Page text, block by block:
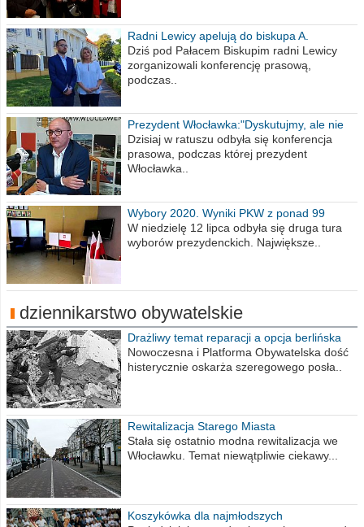
Radni Lewicy apelują do biskupa A.
Wiesława Meringa
Dziś pod Pałacem Biskupim radni Lewicy
zorganizowali konferencję prasową,
podczas..
Prezydent Włocławka:"Dyskutujmy, ale nie
obrażajmy się”
Dzisiaj w ratuszu odbyła się konferencja
prasowa, podczas której prezydent
Włocławka..
Wybory 2020. Wyniki PKW z ponad 99
procent obwodów
W niedzielę 12 lipca odbyła się druga tura
wyborów prezydenckich. Największe..
dziennikarstwo obywatelskie
Drażliwy temat reparacji a opcja berlińska
Nowoczesna i Platforma Obywatelska dość
histerycznie oskarża szeregowego posła..
Rewitalizacja Starego Miasta
Stała się ostatnio modna rewitalizacja we
Włocławku. Temat niewątpliwie ciekawy...
Koszykówka dla najmłodszych